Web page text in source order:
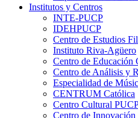
Institutos y Centros
INTE-PUCP
IDEHPUCP
Centro de Estudios
Instituto Riva-Agüero
Centro de Educación
Centro de Análisis y
Especialidad de
CENTRUM Católica
Centro Cultural
Centro de